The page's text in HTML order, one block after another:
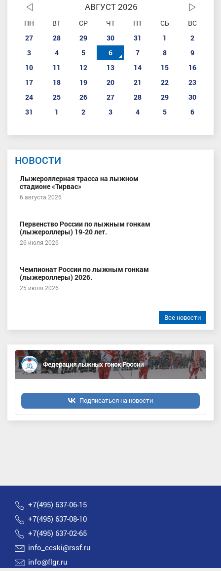
АВГУСТ 2026
ПН ВТ СР ЧТ ПТ СБ
ВС
27
28 29 30 31 1
2
3
4 5 6 7 8
9
10
11 12 13 14 15
16
17
18 19 20 21 22
23
24
25 26 27 28 29
30
31
1 2 3 4 5 6
НОВОСТИ
Лыжероллерная трасса на лыжном
стадионе «Тирвас»
6 августа 2026
Первенство России по лыжным гонкам
(лыжероллеры) 19-20 лет.
26 июля 2026
Чемпионат России по лыжным гонкам
(лыжероллеры) 2026.
25 июля 2026
Все новости
Федерация лыжных гонок России
Подписаться на новости
+7(495) 637-06-15
+7(495) 637-08-10
+7(495) 637-02-65
info_ccski@rssf.ru
info@flgr.ru